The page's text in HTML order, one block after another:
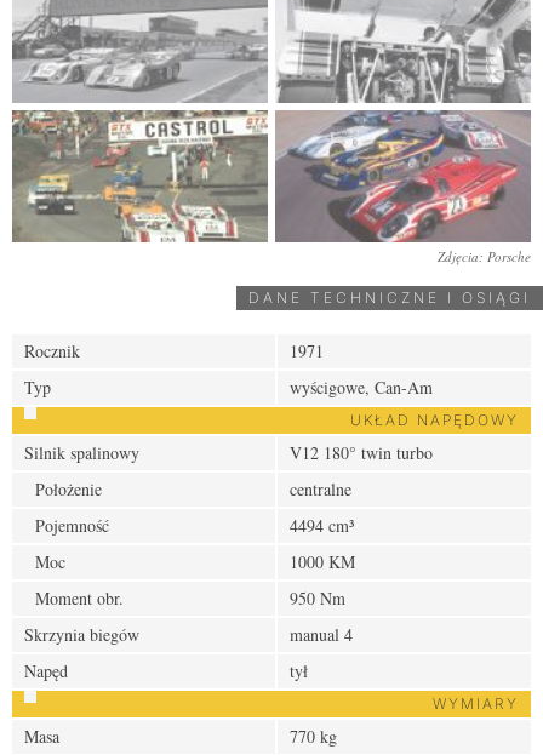
Zdjęcia: Porsche
DANE TECHNICZNE I OSIĄGI
Rocznik
1971
Typ
wyścigowe, Can-Am
UKŁAD NAPĘDOWY
Silnik spalinowy
V12 180° twin turbo
Położenie
centralne
Pojemność
4494 cm³
Moc
1000 KM
Moment obr.
950 Nm
Skrzynia biegów
manual 4
Napęd
tył
WYMIARY
Masa
770 kg